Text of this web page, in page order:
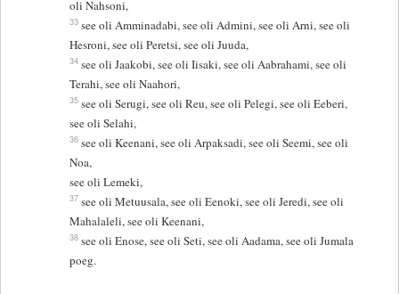
oli Nahsoni,
33 see oli Amminadabi, see oli Admini, see oli Arni, see oli
Hesroni, see oli Peretsi, see oli Juuda,
34 see oli Jaakobi, see oli Iisaki, see oli Aabrahami, see oli
Terahi, see oli Naahori,
35 see oli Serugi, see oli Reu, see oli Pelegi, see oli Eeberi,
see oli Selahi,
36 see oli Keenani, see oli Arpaksadi, see oli Seemi, see oli
Noa,
see oli Lemeki,
37 see oli Metuusala, see oli Eenoki, see oli Jeredi, see oli
Mahalaleli, see oli Keenani,
38 see oli Enose, see oli Seti, see oli Aadama, see oli Jumala
poeg.